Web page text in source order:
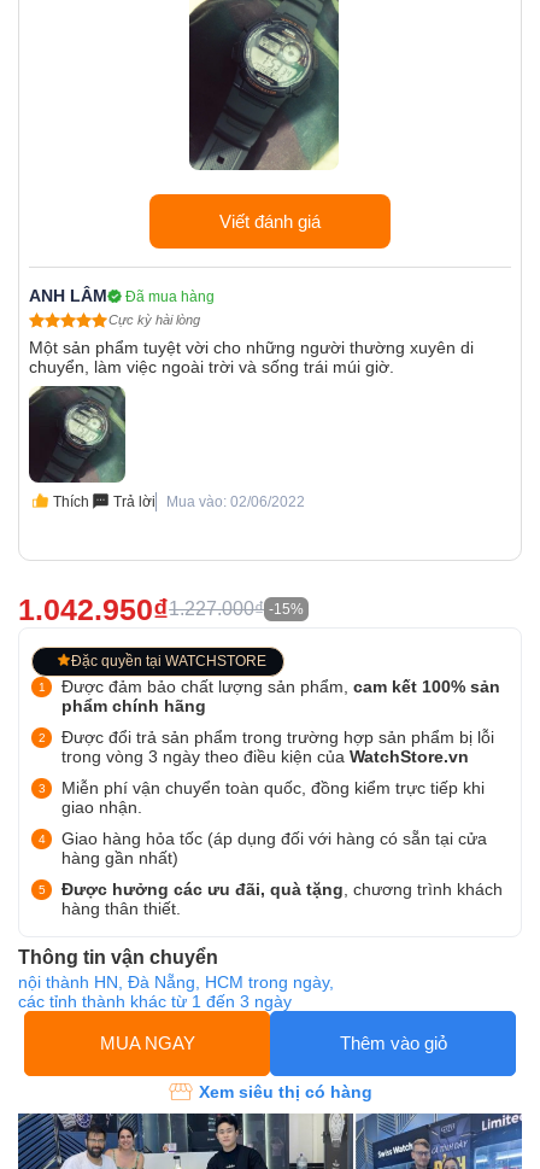
Viết đánh giá
ANH LÂM Đã mua hàng
Cực kỳ hài lòng
Một sản phẩm tuyệt vời cho những người thường xuyên di
chuyển, làm việc ngoài trời và sống trái múi giờ.
Thích Trả lời Mua vào: 02/06/2022
1.042.950₫1.227.000₫ -15%
Đặc quyền tại WATCHSTORE
Được đảm bảo chất lượng sản phẩm, cam kết 100% sản
phẩm chính hãng
Được đổi trả sản phẩm trong trường hợp sản phẩm bị lỗi
trong vòng 3 ngày theo điều kiện của WatchStore.vn
Miễn phí vận chuyển toàn quốc, đồng kiểm trực tiếp khi
giao nhận.
Giao hàng hỏa tốc (áp dụng đối với hàng có sẵn tại cửa
hàng gần nhất)
Được hưởng các ưu đãi, quà tặng, chương trình khách
hàng thân thiết.
Thông tin vận chuyển
nội thành HN, Đà Nẵng, HCM trong ngày,
các tỉnh thành khác từ 1 đến 3 ngày
MUA NGAY Thêm vào giỏ
Xem siêu thị có hàng